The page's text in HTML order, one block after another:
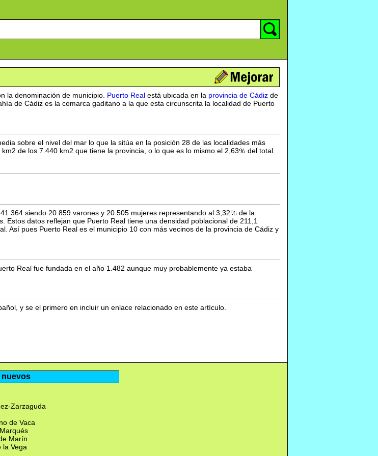
la denominación de municipio. Puerto Real está ubicada en la provincia de Cádiz de
de Cádiz es la comarca gaditano a la que esta circunscrita la localidad de Puerto
sobre el nivel del mar lo que la sitúa en la posición 28 de las localidades más
de los 7.440 km2 que tiene la provincia, o lo que es lo mismo el 2,63
del total.
siendo 20.859 varones y 20.505 mujeres representando al 3,32
de la
datos reflejan que Puerto Real tiene una densidad poblacional de 211,1
Así pues Puerto Real es el municipio 10 con más vecinos de la provincia de Cádiz y
Real fue fundada en el año 1.482 aunque muy probablemente ya estaba
y se el primero en incluir un enlace relacionado en este artículo.
Zarzaguda
de Vaca
Marín
la Vega